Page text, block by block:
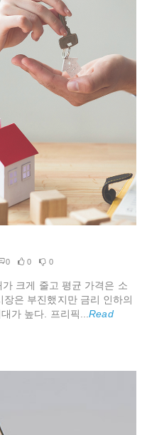
0 0 0
크게 줄고 평균 가격은 소
은 부진했지만 금리 인하의
가 높다. 프리픽...Read